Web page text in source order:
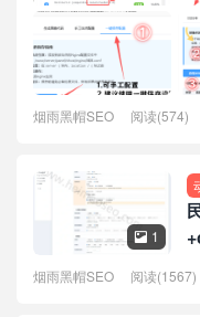
烟雨黑帽SEO 阅读(574)
 1
烟雨黑帽SEO 阅读(1567)